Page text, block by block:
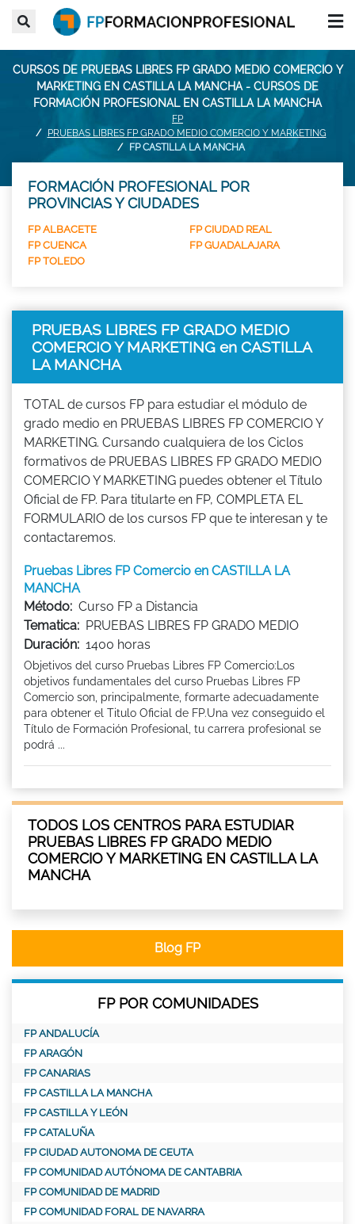
CURSOS DE PRUEBAS LIBRES FP GRADO MEDIO COMERCIO Y
MARKETING EN CASTILLA LA MANCHA - CURSOS DE
FORMACIÓN PROFESIONAL EN CASTILLA LA MANCHA
FP
PRUEBAS LIBRES FP GRADO MEDIO COMERCIO Y MARKETING
FP CASTILLA LA MANCHA
FORMACIÓN PROFESIONAL POR
PROVINCIAS Y CIUDADES
FP ALBACETE
FP CIUDAD REAL
FP CUENCA
FP GUADALAJARA
FP TOLEDO
PRUEBAS LIBRES FP GRADO MEDIO
COMERCIO Y MARKETING en CASTILLA
LA MANCHA
TOTAL de cursos FP para estudiar el módulo de
grado medio en PRUEBAS LIBRES FP COMERCIO Y
MARKETING. Cursando cualquiera de los Ciclos
formativos de PRUEBAS LIBRES FP GRADO MEDIO
COMERCIO Y MARKETING puedes obtener el Título
Oficial de FP. Para titularte en FP, COMPLETA EL
FORMULARIO de los cursos FP que te interesan y te
contactaremos.
Pruebas Libres FP Comercio en CASTILLA LA
MANCHA
Método: Curso FP a Distancia
Tematica: PRUEBAS LIBRES FP GRADO MEDIO
Duración: 1400 horas
Objetivos del curso Pruebas Libres FP Comercio:Los
objetivos fundamentales del curso Pruebas Libres FP
Comercio son, principalmente, formarte adecuadamente
para obtener el Titulo Oficial de FP.Una vez conseguido el
Título de Formación Profesional, tu carrera profesional se
podrá ...
TODOS LOS CENTROS PARA ESTUDIAR
PRUEBAS LIBRES FP GRADO MEDIO
COMERCIO Y MARKETING EN CASTILLA LA
MANCHA
Blog FP
FP POR COMUNIDADES
FP ANDALUCÍA
FP ARAGÓN
FP CANARIAS
FP CASTILLA LA MANCHA
FP CASTILLA Y LEÓN
FP CATALUÑA
FP CIUDAD AUTONOMA DE CEUTA
FP COMUNIDAD AUTÓNOMA DE CANTABRIA
FP COMUNIDAD DE MADRID
FP COMUNIDAD FORAL DE NAVARRA